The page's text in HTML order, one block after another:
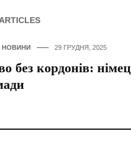
НОВИНИ 29 ГРУДНЯ, 2025
без кордонів: